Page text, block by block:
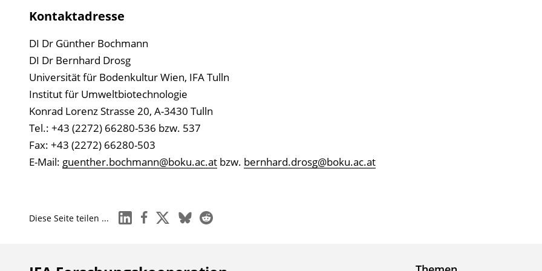
Kontaktadresse
DI Dr Günther Bochmann
DI Dr Bernhard Drosg
Universität für Bodenkultur Wien, IFA Tulln
Institut für Umweltbiotechnologie
Konrad Lorenz Strasse 20, A-3430 Tulln
Tel.: +43 (2272) 66280-536 bzw. 537
Fax: +43 (2272) 66280-503
E-Mail: guenther.bochmann@boku.ac.atbzw. bernhard.drosg@boku.ac.at
Diese Seite teilen ... linkedinfacebook
x blueskyreddit